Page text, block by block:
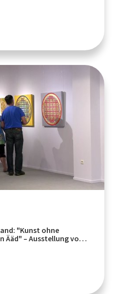
"Kunst ohne
Ääd" – Ausstellung von